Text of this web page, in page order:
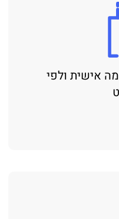
אישית ולפי